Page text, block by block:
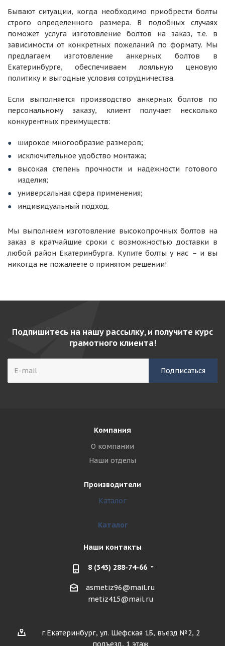
Бывают ситуации, когда необходимо приобрести болты
строго определенного размера. В подобных случаях
поможет услуга изготовление болтов на заказ, т.е. в
зависимости от конкретных пожеланий по формату. Мы
предлагаем изготовление анкерных болтов в
Екатеринбурге, обеспечиваем лояльную ценовую
политику и выгодные условия сотрудничества.
Если выполняется производство анкерных болтов по
персональному заказу, клиент получает несколько
конкурентных преимуществ:
широкое многообразие размеров;
исключительное удобство монтажа;
высокая степень прочности и надежности готового
изделия;
универсальная сфера применения;
индивидуальный подход.
Мы выполняем изготовление высокопрочных болтов на
заказ в кратчайшие сроки с возможностью доставки в
любой район Екатеринбурга. Купите болты у нас – и вы
никогда не пожалеете о принятом решении!
Подпишитесь на нашу рассылку, и получите курс
грамотного клиента!
Компания
О компании
Наши отделы
Производители
Каталог
Каталог
Наши контакты
8 (343) 288-74-66
asmetiz96@mail.ru
metiz415@mail.ru
г.Екатеринбург, ул. Шефская 1Б, въезд №2, 2
подъезд, 1 этаж